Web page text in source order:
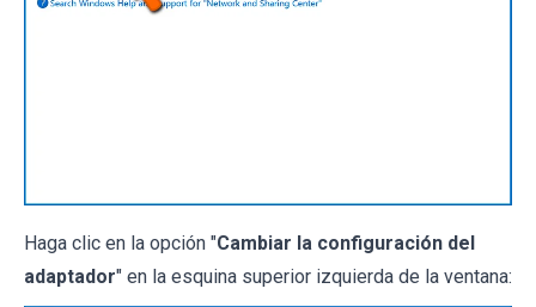
Haga clic en la opción "Cambiar la configuración del
adaptador" en la esquina superior izquierda de la ventana: